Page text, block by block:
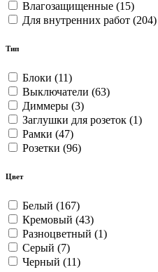
Влагозащищенные (15)
Блоки (11)
Выключатели
Диммеры (3)
Заглушки для розеток
Рамки (47)
Белый (167)
Кремовый (43)
Разноцветный
Серый (7)